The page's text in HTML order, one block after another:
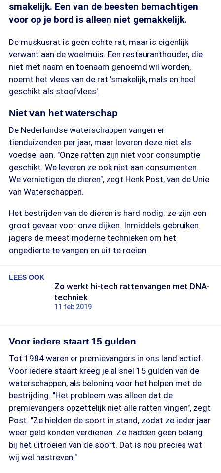
smakelijk. Een van de beesten bemachtigen
voor op je bord is alleen niet gemakkelijk.
De muskusrat is geen echte rat, maar is eigenlijk
verwant aan de woelmuis. Een restauranthouder, die
niet met naam en toenaam genoemd wil worden,
noemt het vlees van de rat 'smakelijk, mals en heel
geschikt als stoofvlees'.
Niet van het waterschap
De Nederlandse waterschappen vangen er
tienduizenden per jaar, maar leveren deze niet als
voedsel aan. "Onze ratten zijn niet voor consumptie
geschikt. We leveren ze ook niet aan consumenten.
We vernietigen de dieren", zegt Henk Post, van de Unie
van Waterschappen.
Het bestrijden van de dieren is hard nodig: ze zijn een
groot gevaar voor onze dijken. Inmiddels gebruiken
jagers de meest moderne technieken om het
ongedierte te vangen en uit te roeien.
LEES OOK
Zo werkt hi-tech rattenvangen met DNA-
techniek
11 feb 2019
Voor iedere staart 15 gulden
Tot 1984 waren er premievangers in ons land actief.
Voor iedere staart kreeg je al snel 15 gulden van de
waterschappen, als beloning voor het helpen met de
bestrijding. "Het probleem was alleen dat de
premievangers opzettelijk niet alle ratten vingen", zegt
Post. "Ze hielden de soort in stand, zodat ze ieder jaar
weer geld konden verdienen. Ze hadden geen belang
bij het uitroeien van de soort. Dat is nou precies wat
wij wel nastreven."